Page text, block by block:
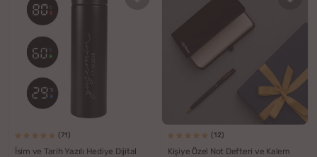
(71)
İsim ve Tarih Yazılı Hediye Dijital
(12)
Kişiye Özel Not Defteri ve Kalem